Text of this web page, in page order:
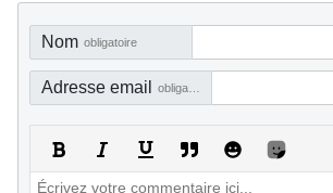
Nom obligatoire
Adresse email